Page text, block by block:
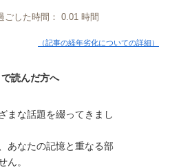
ごした時間： 0.01時間
（記事の経年劣化についての詳細）
読んだ方へ
まな話題を綴ってきまし
あなたの記憶と重なる部
ん。